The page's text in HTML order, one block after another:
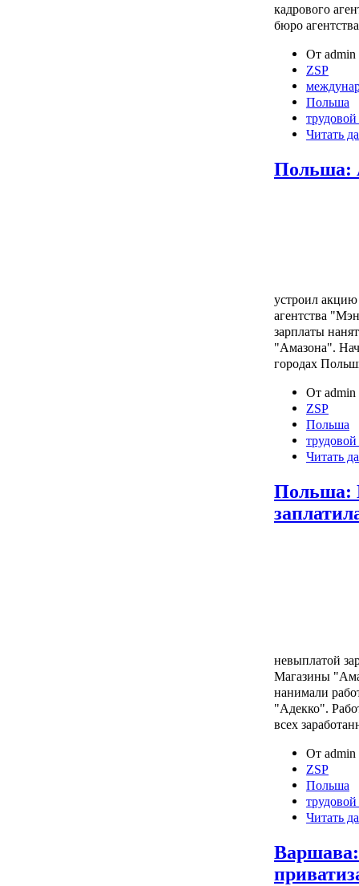
кадрового
бюро
От admin
ZSP
Польша
Читать
Польша:
устроил акцию
агентства
зарплаты
"Амазона".
городах
От admin
ZSP
Польша
Читать
Польша:
невыплатой
Магазины
нанимали
"Адекко".
всех
От admin
ZSP
Польша
Читать